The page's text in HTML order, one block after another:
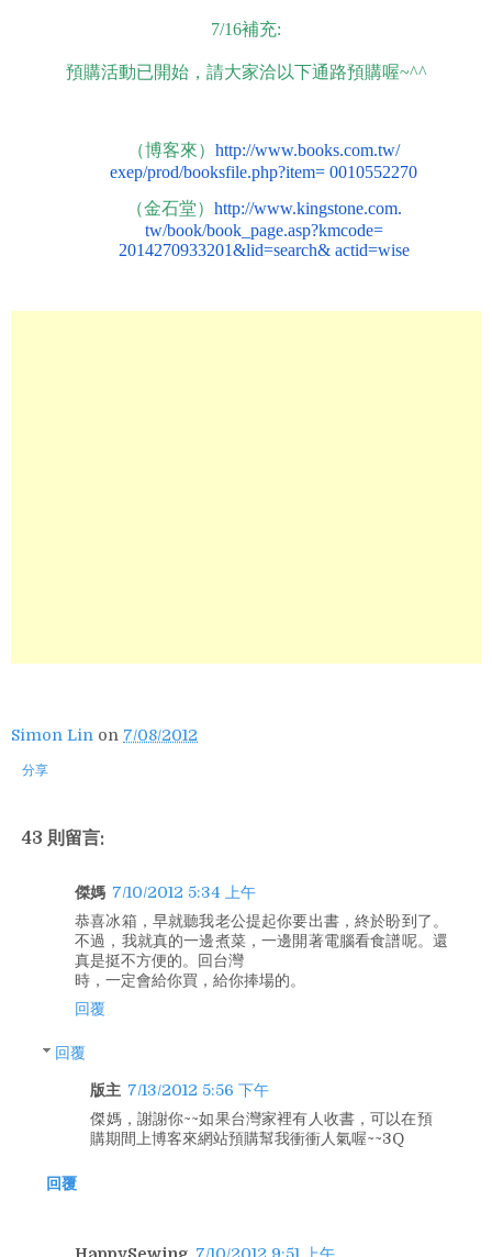
7/16補充:
預購活動已開始，請大家洽以下通路預購喔~^^
（博客來） http://www.books.com.tw/
exep/prod/booksfile.php?item= 0010552270
（金石堂） http://www.kingstone.com.
tw/book/book_page.asp?kmcode=
2014270933201&lid=search& actid=wise
Simon Lin on 7/08/2012
分享
43 則留言:
傑媽 7/10/2012 5:34 上午
恭喜冰箱，早就聽我老公提起你要出書，終於盼到了。
不過，我就真的一邊煮菜，一邊開著電腦看食譜呢。還
真是挺不方便的。回台灣
時，一定會給你買，給你捧場的。
回覆
回覆
版主 7/13/2012 5:56 下午
傑媽，謝謝你~~如果台灣家裡有人收書，可以在預
購期間上博客來網站預購幫我衝衝人氣喔~~3Q
回覆